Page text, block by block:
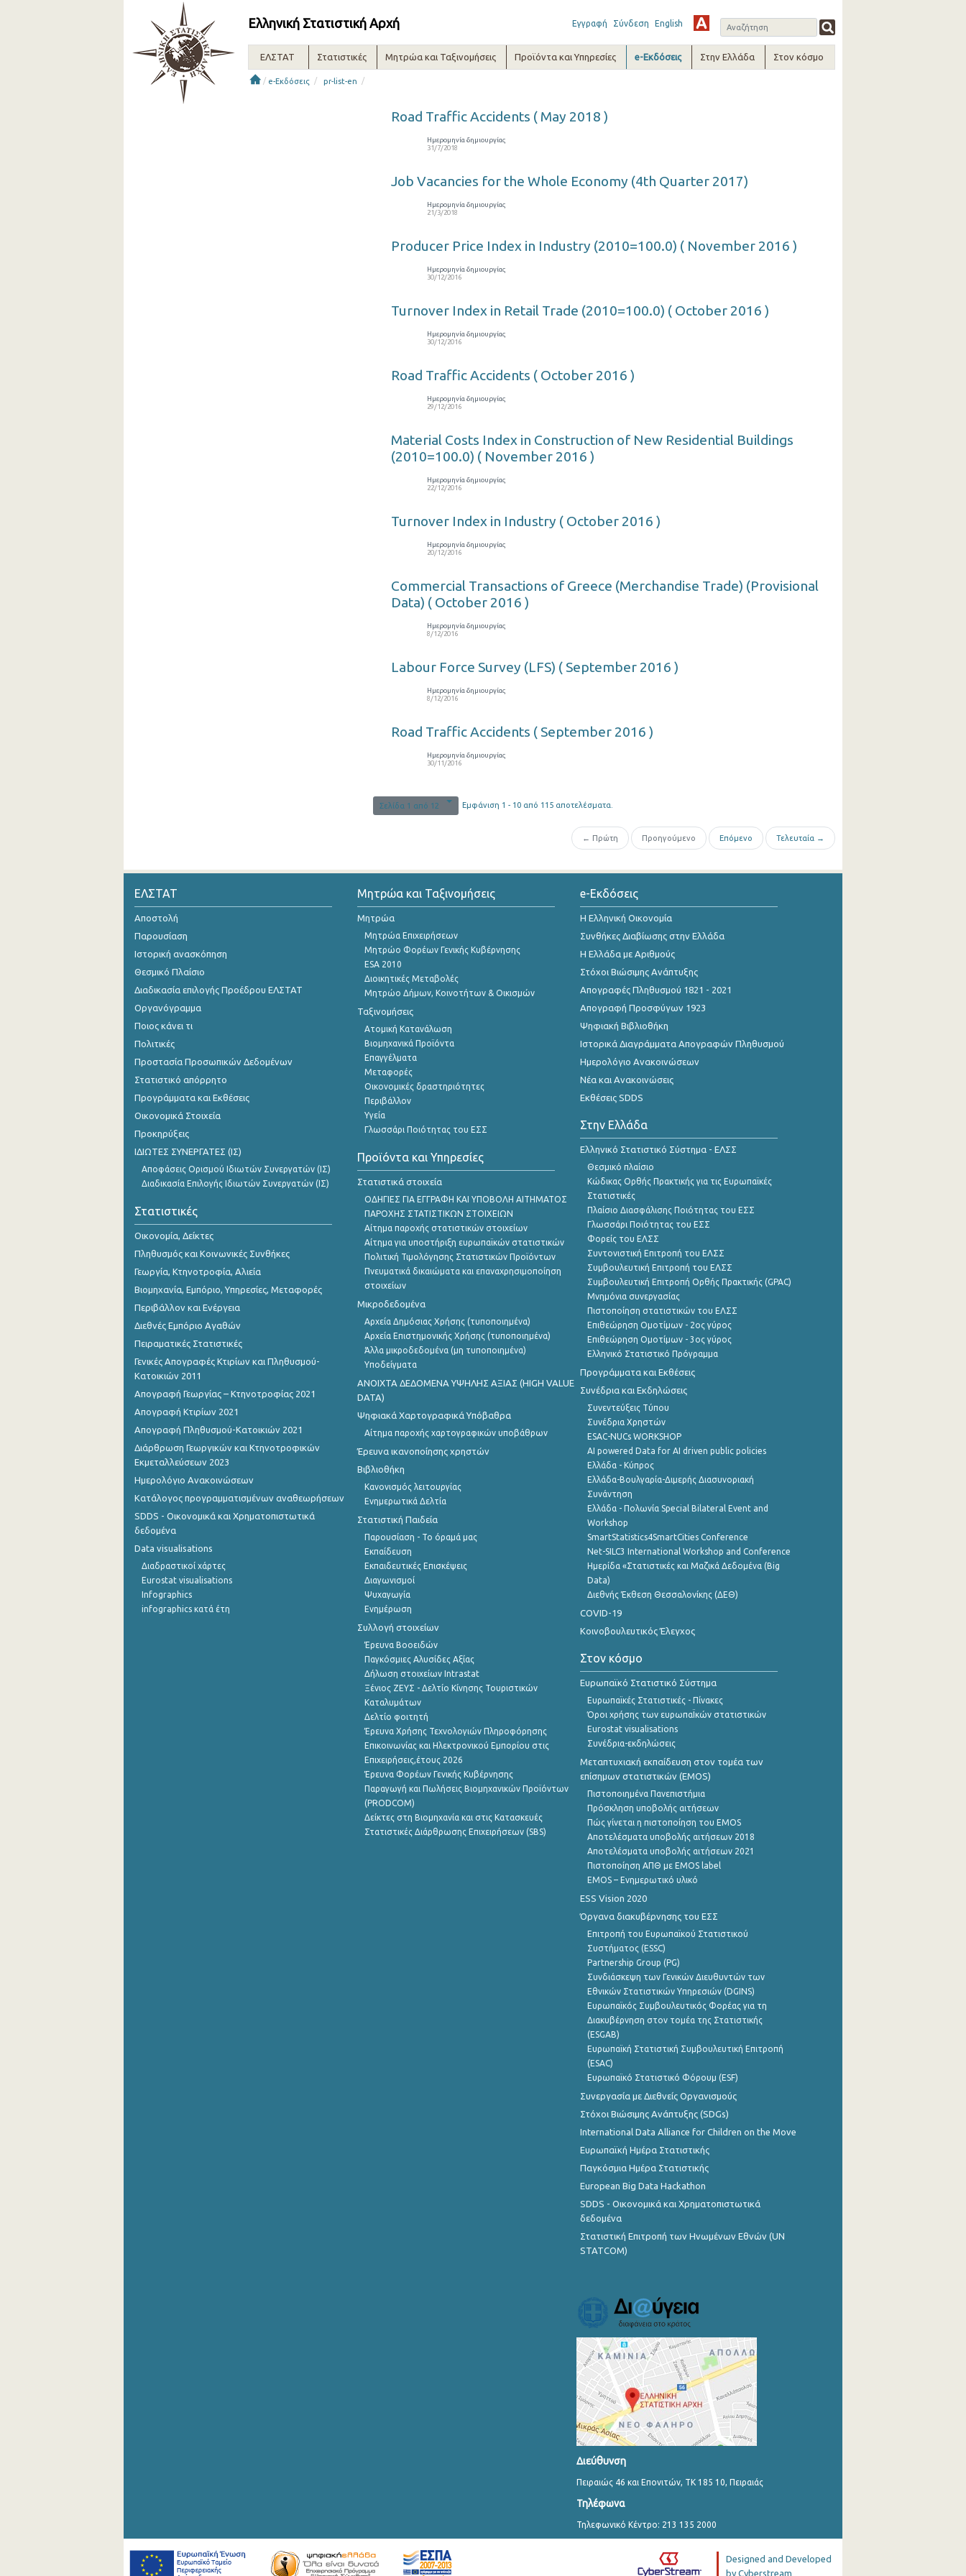
Ελληνική Στατιστική Αρχή Εγγραφή Σύνδεση English
ΕΛΣΤΑΤ Στατιστικές Μητρώα και Ταξινομήσεις Προϊόντα και Υπηρεσίες e-Εκδόσεις Στην Ελλάδα Στον κόσμο
/ e-Εκδόσεις / pr-list-en /
Road Traffic Accidents ( May 2018 )
Ημερομηνία δημιουργίας
31/7/2018
Job Vacancies for the Whole Economy (4th Quarter 2017)
Ημερομηνία δημιουργίας
21/3/2018
Producer Price Index in Industry (2010=100.0) ( November 2016 )
Ημερομηνία δημιουργίας
30/12/2016
Turnover Index in Retail Trade (2010=100.0) ( October 2016 )
Ημερομηνία δημιουργίας
30/12/2016
Road Traffic Accidents ( October 2016 )
Ημερομηνία δημιουργίας
29/12/2016
Material Costs Index in Construction of New Residential Buildings
(2010=100.0) ( November 2016 )
Ημερομηνία δημιουργίας
22/12/2016
Turnover Index in Industry ( October 2016 )
Ημερομηνία δημιουργίας
20/12/2016
Commercial Transactions of Greece (Merchandise Trade) (Provisional
Data) ( October 2016 )
Ημερομηνία δημιουργίας
8/12/2016
Labour Force Survey (LFS) ( September 2016 )
Ημερομηνία δημιουργίας
8/12/2016
Road Traffic Accidents ( September 2016 )
Ημερομηνία δημιουργίας
30/11/2016
Σελίδα 1 από 12 Εμφάνιση 1 - 10 από 115 αποτελέσματα.
← Πρώτη Προηγούμενο Επόμενο Τελευταία →
ΕΛΣΤΑΤ
Αποστολή
Παρουσίαση
Ιστορική ανασκόπηση
Θεσμικό Πλαίσιο
Διαδικασία επιλογής Προέδρου ΕΛΣΤΑΤ
Οργανόγραμμα
Ποιος κάνει τι
Πολιτικές
Προστασία Προσωπικών Δεδομένων
Στατιστικό απόρρητο
Προγράμματα και Εκθέσεις
Οικονομικά Στοιχεία
Προκηρύξεις
ΙΔΙΩΤΕΣ ΣΥΝΕΡΓΑΤΕΣ (ΙΣ)
Αποφάσεις Ορισμού Ιδιωτών Συνεργατών (ΙΣ)
Διαδικασία Επιλογής Ιδιωτών Συνεργατών (ΙΣ)
Στατιστικές
Οικονομία, Δείκτες
Πληθυσμός και Κοινωνικές Συνθήκες
Γεωργία, Κτηνοτροφία, Αλιεία
Βιομηχανία, Εμπόριο, Υπηρεσίες, Μεταφορές
Περιβάλλον και Ενέργεια
Διεθνές Εμπόριο Αγαθών
Πειραματικές Στατιστικές
Γενικές Απογραφές Κτιρίων και Πληθυσμού-
Κατοικιών 2011
Απογραφή Γεωργίας – Κτηνοτροφίας 2021
Απογραφή Κτιρίων 2021
Απογραφή Πληθυσμού-Κατοικιών 2021
Διάρθρωση Γεωργικών και Κτηνοτροφικών
Εκμεταλλεύσεων 2023
Ημερολόγιο Ανακοινώσεων
Κατάλογος προγραμματισμένων αναθεωρήσεων
SDDS - Οικονομικά και Χρηματοπιστωτικά
δεδομένα
Data visualisations
Διαδραστικοί χάρτες
Eurostat visualisations
Infographics
infographics κατά έτη
Μητρώα και Ταξινομήσεις
Μητρώα
Μητρώα Επιχειρήσεων
Μητρώο Φορέων Γενικής Κυβέρνησης
ESA 2010
Διοικητικές Μεταβολές
Μητρώο Δήμων, Κοινοτήτων & Οικισμών
Ταξινομήσεις
Ατομική Κατανάλωση
Βιομηχανικά Προϊόντα
Επαγγέλματα
Μεταφορές
Οικονομικές δραστηριότητες
Περιβάλλον
Υγεία
Γλωσσάρι Ποιότητας του ΕΣΣ
Προϊόντα και Υπηρεσίες
Στατιστικά στοιχεία
ΟΔΗΓΙΕΣ ΓΙΑ ΕΓΓΡΑΦΗ ΚΑΙ ΥΠΟΒΟΛΗ ΑΙΤΗΜΑΤΟΣ
ΠΑΡΟΧΗΣ ΣΤΑΤΙΣΤΙΚΩΝ ΣΤΟΙΧΕΙΩΝ
Αίτημα παροχής στατιστικών στοιχείων
Αίτημα για υποστήριξη ευρωπαϊκών στατιστικών
Πολιτική Τιμολόγησης Στατιστικών Προϊόντων
Πνευματικά δικαιώματα και επαναχρησιμοποίηση
στοιχείων
Μικροδεδομένα
Αρχεία Δημόσιας Χρήσης (τυποποιημένα)
Αρχεία Επιστημονικής Χρήσης (τυποποιημένα)
Άλλα μικροδεδομένα (μη τυποποιημένα)
Υποδείγματα
ANOIXTA ΔΕΔΟΜΕΝΑ ΥΨΗΛΗΣ ΑΞΙΑΣ (HIGH VALUE
DATA)
Ψηφιακά Χαρτογραφικά Υπόβαθρα
Αίτημα παροχής χαρτογραφικών υποβάθρων
Έρευνα ικανοποίησης χρηστών
Βιβλιοθήκη
Κανονισμός λειτουργίας
Ενημερωτικά Δελτία
Στατιστική Παιδεία
Παρουσίαση - Το όραμά μας
Εκπαίδευση
Εκπαιδευτικές Επισκέψεις
Διαγωνισμοί
Ψυχαγωγία
Ενημέρωση
Συλλογή στοιχείων
Έρευνα Βοοειδών
Παγκόσμιες Αλυσίδες Αξίας
Δήλωση στοιχείων Intrastat
Ξένιος ΖΕΥΣ - Δελτίο Κίνησης Τουριστικών
Καταλυμάτων
Δελτίο φοιτητή
Έρευνα Χρήσης Τεχνολογιών Πληροφόρησης
Επικοινωνίας και Ηλεκτρονικού Εμπορίου στις
Επιχειρήσεις,έτους 2026
Έρευνα Φορέων Γενικής Κυβέρνησης
Παραγωγή και Πωλήσεις Βιομηχανικών Προϊόντων
(PRODCOM)
Δείκτες στη Βιομηχανία και στις Κατασκευές
Στατιστικές Διάρθρωσης Επιχειρήσεων (SBS)
e-Εκδόσεις
Η Ελληνική Οικονομία
Συνθήκες Διαβίωσης στην Ελλάδα
Η Ελλάδα με Αριθμούς
Στόχοι Βιώσιμης Ανάπτυξης
Απογραφές Πληθυσμού 1821 - 2021
Απογραφή Προσφύγων 1923
Ψηφιακή Βιβλιοθήκη
Ιστορικά Διαγράμματα Απογραφών Πληθυσμού
Ημερολόγιο Ανακοινώσεων
Νέα και Ανακοινώσεις
Εκθέσεις SDDS
Στην Ελλάδα
Ελληνικό Στατιστικό Σύστημα - ΕΛΣΣ
Θεσμικό πλαίσιο
Κώδικας Ορθής Πρακτικής για τις Ευρωπαϊκές
Στατιστικές
Πλαίσιο Διασφάλισης Ποιότητας του ΕΣΣ
Γλωσσάρι Ποιότητας του ΕΣΣ
Φορείς του ΕΛΣΣ
Συντονιστική Επιτροπή του ΕΛΣΣ
Συμβουλευτική Επιτροπή του ΕΛΣΣ
Συμβουλευτική Επιτροπή Ορθής Πρακτικής (GPAC)
Μνημόνια συνεργασίας
Πιστοποίηση στατιστικών του ΕΛΣΣ
Επιθεώρηση Ομοτίμων - 2ος γύρος
Επιθεώρηση Ομοτίμων - 3ος γύρος
Ελληνικό Στατιστικό Πρόγραμμα
Προγράμματα και Εκθέσεις
Συνέδρια και Εκδηλώσεις
Συνεντεύξεις Τύπου
Συνέδρια Χρηστών
ESAC-NUCs WORKSHOP
AI powered Data for AI driven public policies
Ελλάδα - Κύπρος
Ελλάδα-Βουλγαρία-Διμερής Διασυνοριακή
Συνάντηση
Ελλάδα - Πολωνία Special Bilateral Event and
Workshop
SmartStatistics4SmartCities Conference
Net-SILC3 International Workshop and Conference
Ημερίδα «Στατιστικές και Μαζικά Δεδομένα (Big
Data)
Διεθνής Έκθεση Θεσσαλονίκης (ΔΕΘ)
COVID-19
Κοινοβουλευτικός Έλεγχος
Στον κόσμο
Ευρωπαϊκό Στατιστικό Σύστημα
Ευρωπαϊκές Στατιστικές - Πίνακες
Όροι χρήσης των ευρωπαΪκών στατιστικών
Eurostat visualisations
Συνέδρια-εκδηλώσεις
Μεταπτυχιακή εκπαίδευση στον τομέα των
επίσημων στατιστικών (EMOS)
Πιστοποιημένα Πανεπιστήμια
Πρόσκληση υποβολής αιτήσεων
Πώς γίνεται η πιστοποίηση του EMOS
Αποτελέσματα υποβολής αιτήσεων 2018
Αποτελέσματα υποβολής αιτήσεων 2021
Πιστοποίηση ΑΠΘ με EMOS label
EMOS – Ενημερωτικό υλικό
ESS Vision 2020
Όργανα διακυβέρνησης του ΕΣΣ
Επιτροπή του Ευρωπαϊκού Στατιστικού
Συστήματος (ESSC)
Partnership Group (PG)
Συνδιάσκεψη των Γενικών Διευθυντών των
Εθνικών Στατιστικών Υπηρεσιών (DGINS)
Ευρωπαϊκός Συμβουλευτικός Φορέας για τη
Διακυβέρνηση στον τομέα της Στατιστικής
(ESGAB)
Ευρωπαϊκή Στατιστική Συμβουλευτική Επιτροπή
(ESAC)
Ευρωπαϊκό Στατιστικό Φόρουμ (ESF)
Συνεργασία με Διεθνείς Οργανισμούς
Στόχοι Βιώσιμης Ανάπτυξης (SDGs)
International Data Alliance for Children on the Move
Ευρωπαϊκή Ημέρα Στατιστικής
Παγκόσμια Ημέρα Στατιστικής
European Big Data Hackathon
SDDS - Οικονομικά και Χρηματοπιστωτικά
δεδομένα
Στατιστική Επιτροπή των Ηνωμένων Εθνών (UN
STATCOM)
Διεύθυνση
Πειραιώς 46 και Επονιτών, ΤΚ 185 10, Πειραιάς
Τηλέφωνα
Τηλεφωνικό Κέντρο: 213 135 2000
Designed and Developed
by Cyberstream